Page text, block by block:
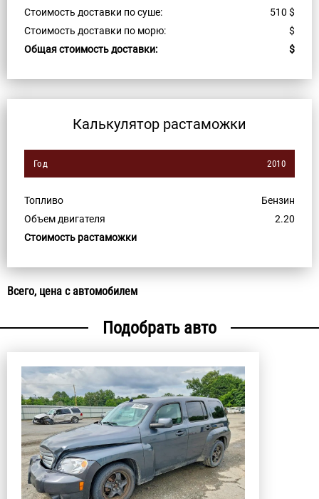
Стоимость доставки по суше:
510 $
Стоимость доставки по морю:
$
Общая стоимость доставки:
$
Калькулятор растаможки
Год 2010
Топливо
Бензин
Объем двигателя
2.20
Стоимость растаможки
Всего, цена с автомобилем
Подобрать авто